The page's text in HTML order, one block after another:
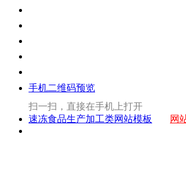
手机二维码预览
扫一扫，直接在手机上打开
速冻食品生产加工类网站模板
网